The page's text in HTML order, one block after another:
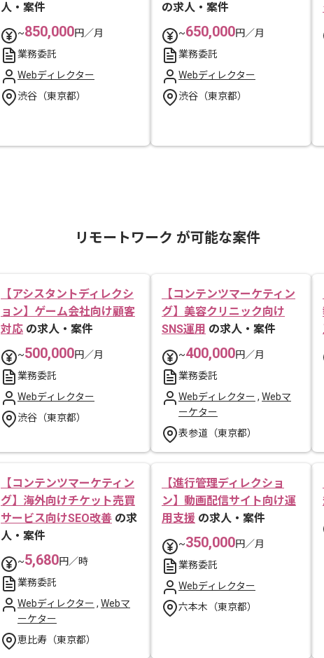
人・案件
~850,000円／月
業務委託
Webディレクター
渋谷（東京都）
の求人・案件
~650,000円／月
業務委託
Webディレクター
渋谷（東京都）
リモートワーク が可能な案件
【アシスタントディレクシ
ョン】ゲーム会社向け顧客
対応 の求人・案件
~500,000円／月
業務委託
Webディレクター
渋谷（東京都）
【コンテンツマーケティン
グ】美容クリニック向け
SNS運用 の求人・案件
~400,000円／月
業務委託
Webディレクター , Webマ
ーケター
表参道（東京都）
【コンテンツマーケティン
グ】海外向けチケット売買
サービス向けSEO改善 の求
人・案件
~5,680円／時
業務委託
Webディレクター , Webマ
ーケター
恵比寿（東京都）
【進行管理ディレクショ
ン】動画配信サイト向け運
用支援 の求人・案件
~350,000円／月
業務委託
Webディレクター
六本木（東京都）